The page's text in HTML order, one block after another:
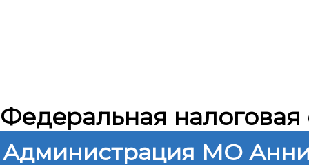
Федеральная налоговая
Администрация МО